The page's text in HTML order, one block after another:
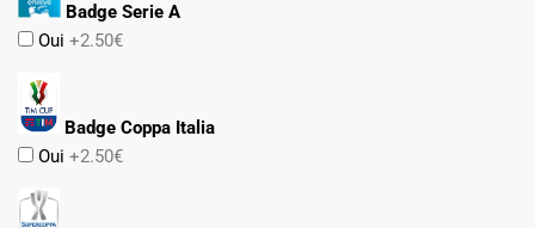
Badge Serie A
Oui +2.50€
Badge Coppa Italia
Oui +2.50€